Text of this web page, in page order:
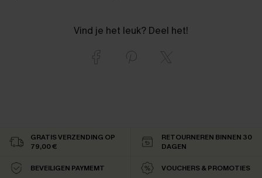
Vind je het leuk? Deel het!
GRATIS VERZENDING OP
79,00 €
RETOURNEREN BINNEN 30
DAGEN
BEVEILIGEN PAYMEMT VOUCHERS & PROMOTIES